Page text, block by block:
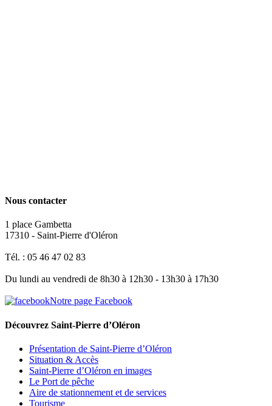
Nous contacter
1 place Gambetta
17310 - Saint-Pierre d'Oléron
Tél. : 05 46 47 02 83
Du lundi au vendredi de 8h30 à 12h30 - 13h30 à 17h30
Notre page Facebook
Découvrez Saint-Pierre d’Oléron
Présentation de Saint-Pierre d’Oléron
Situation & Accès
Saint-Pierre d’Oléron en images
Le Port de pêche
Aire de stationnement et de services
Tourisme